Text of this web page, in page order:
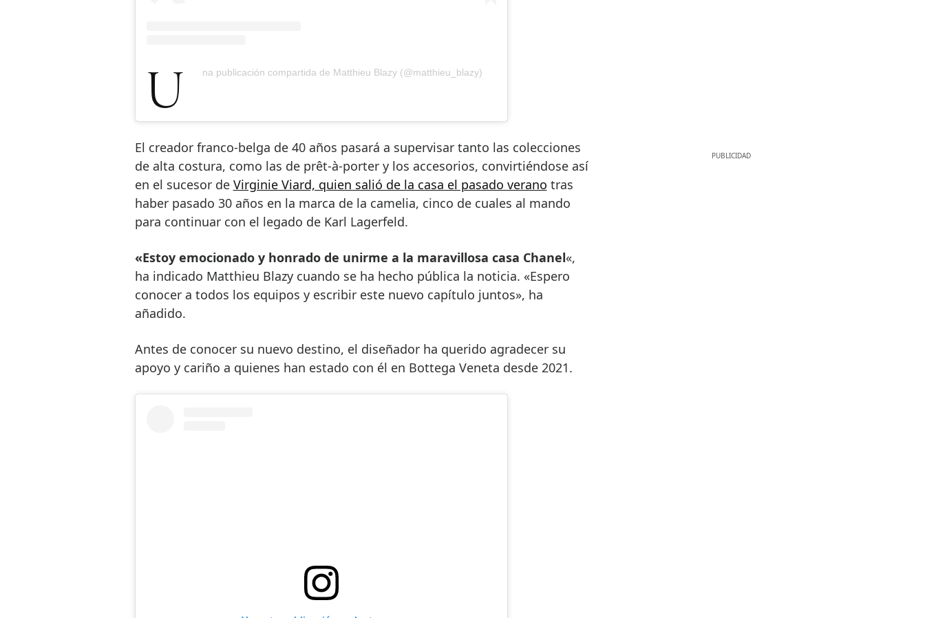
Una publicación compartida de Matthieu Blazy (@matthieu_blazy)
El creador franco-belga de 40 años pasará a supervisar tanto las colecciones
de alta costura, como las de prêt-à-porter y los accesorios, convirtiéndose así
en el sucesor de Virginie Viard, quien salió de la casa el pasado verano tras
haber pasado 30 años en la marca de la camelia, cinco de cuales al mando
para continuar con el legado de Karl Lagerfeld.
«Estoy emocionado y honrado de unirme a la maravillosa casa Chanel«,
ha indicado Matthieu Blazy cuando se ha hecho pública la noticia. «Espero
conocer a todos los equipos y escribir este nuevo capítulo juntos», ha
añadido.
Antes de conocer su nuevo destino, el diseñador ha querido agradecer su
apoyo y cariño a quienes han estado con él en Bottega Veneta desde 2021.